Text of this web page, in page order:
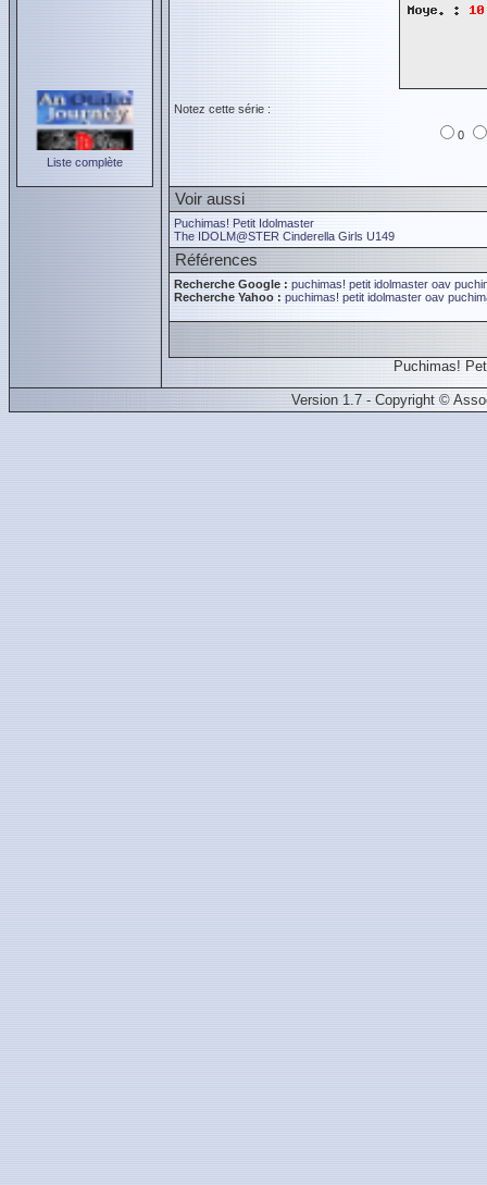
Liste complète
Notez cette série :
0
Voir aussi
Puchimas! Petit Idolmaster
The IDOLM@STER Cinderella Girls U149
Références
Recherche Google : puchimas! petit idolmaster oav
Recherche Yahoo : puchimas! petit idolmaster oav
Puchimas!
Version 1.7 - Copyright ©